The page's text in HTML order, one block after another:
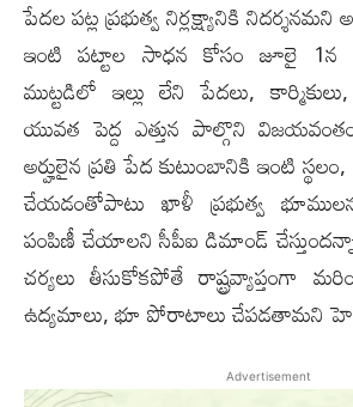
పేదల పట్ల ప్రభుత్వ నిర్లక్ష్యానికి నిదర్శనమని
ఇంటి పట్టాల సాధన కోసం జూలై 1న
ముట్టడిలో ఇల్లు లేని పేదలు,
యువత పెద్ద ఎత్తున పాల్గొని
అర్హులైన ప్రతి పేద కుటుంబానికి ఇంటి
చేయడంతోపాటు ఖాళీ ప్రభుత్వ
పంపిణీ చేయాలని సీపీఐ డిమాండ్
చర్యలు తీసుకోకపోతే రాష్ట్రవ్యాప్తంగా
ఉద్యమాలు, భూ పోరాటాలు చేపడతామని
Advertisement